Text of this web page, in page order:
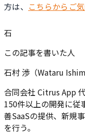
方は、 こちらからご
石
この記事を書いた人
石村 渉（Wataru
合同会社 Citrus App
150件以上の開発に従
善SaaSの提供、新規
を行う。